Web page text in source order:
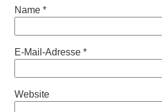
Name *
E-Mail-Adresse *
Website